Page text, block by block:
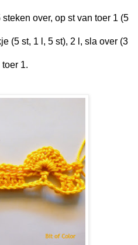
over, op st van toer 1 (5
(5 st, 1 l, 5 st), 2 l, sla over (3
1.